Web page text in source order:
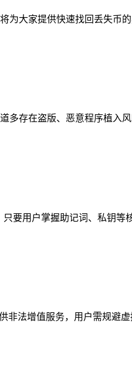
为大家提供快速找回丢失币
多存在盗版、恶意程序植入
要用户掌握助记词、私钥等
非法增值服务，用户需规避